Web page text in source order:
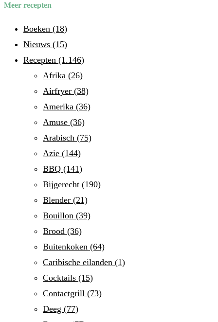
Meer recepten
Boeken (18)
Nieuws (15)
Recepten (1.146)
Afrika (26)
Airfryer (38)
Amerika (36)
Amuse (36)
Arabisch (75)
Azie (144)
BBQ (141)
Bijgerecht (190)
Blender (21)
Bouillon (39)
Brood (36)
Buitenkoken (64)
Caribische eilanden (1)
Cocktails (15)
Contactgrill (73)
Deeg (77)